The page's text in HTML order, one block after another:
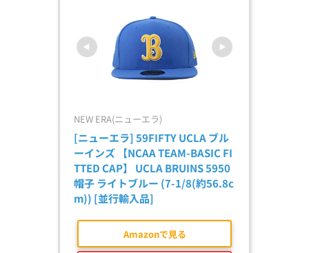
NEW ERA(ニューエラ)
[ニューエラ] 59FIFTY UCLA ブル
ーインズ 【NCAA TEAM-BASIC FI
TTED CAP】 UCLA BRUINS 5950
帽子 ライトブルー (7-1/8(約56.8c
m)) [並行輸入品]
Amazonで見る